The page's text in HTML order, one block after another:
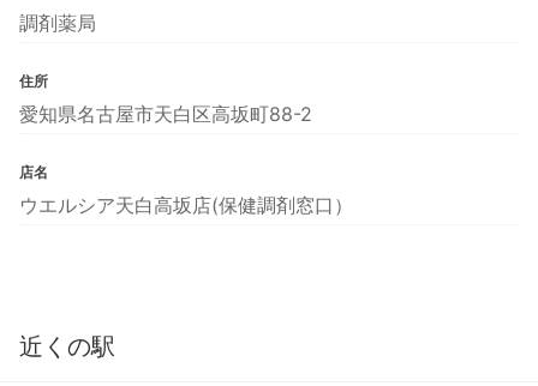
調剤薬局
住所
愛知県名古屋市天白区高坂町88-2
店名
ウエルシア天白高坂店(保健調剤窓口）
近くの駅